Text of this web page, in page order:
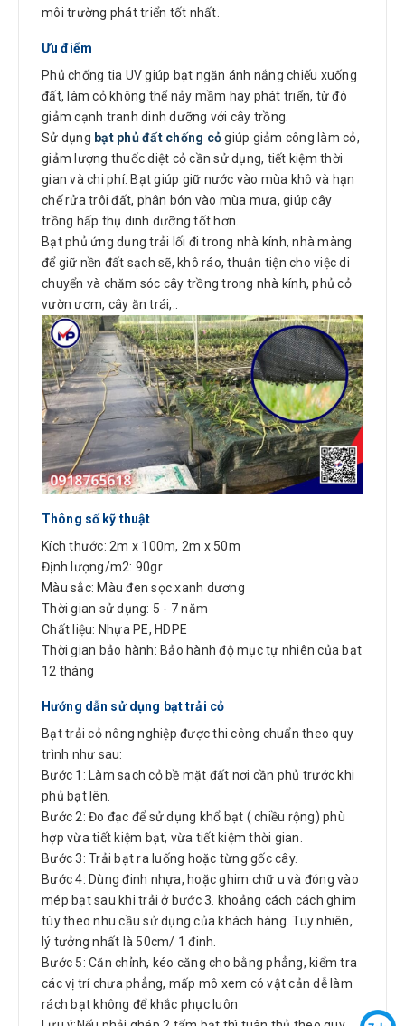
môi trường phát triển tốt nhất.
Ưu điểm
Phủ chống tia UV giúp bạt ngăn ánh nắng chiếu xuống
đất, làm cỏ không thể nảy mầm hay phát triển, từ đó
giảm cạnh tranh dinh dưỡng với cây trồng.
Sử dụng bạt phủ đất chống cỏgiúp giảm công làm cỏ,
giảm lượng thuốc diệt cỏ cần sử dụng, tiết kiệm thời
gian và chi phí. Bạt giúp giữ nước vào mùa khô và hạn
chế rửa trôi đất, phân bón vào mùa mưa, giúp cây
trồng hấp thụ dinh dưỡng tốt hơn.
Bạt phủ ứng dụng trải lối đi trong nhà kính, nhà màng
để giữ nền đất sạch sẽ, khô ráo, thuận tiện cho việc di
chuyển và chăm sóc cây trồng trong nhà kính, phủ cỏ
vườn ươm, cây ăn trái,..
Thông số kỹ thuật
Kích thước: 2m x 100m, 2m x 50m
Định lượng/m2: 90gr
Màu sắc: Màu đen sọc xanh dương
Thời gian sử dụng: 5 - 7 năm
Chất liệu: Nhựa PE, HDPE
Thời gian bảo hành: Bảo hành độ mục tự nhiên của bạt
12 tháng
Hướng dẫn sử dụng bạt trải cỏ
Bạt trải cỏ nông nghiệp được thi công chuẩn theo quy
trình như sau:
Bước 1: Làm sạch cỏ bề mặt đất nơi cần phủ trước khi
phủ bạt lên.
Bước 2: Đo đạc để sử dụng khổ bạt ( chiều rộng) phù
hợp vừa tiết kiệm bạt, vừa tiết kiệm thời gian.
Bước 3: Trải bạt ra luống hoặc từng gốc cây.
Bước 4: Dùng đinh nhựa, hoặc ghim chữ u và đóng vào
mép bạt sau khi trải ở bước 3. khoảng cách cách ghim
tùy theo nhu cầu sử dụng của khách hàng. Tuy nhiên,
lý tưởng nhất là 50cm/ 1 đinh.
Bước 5: Căn chỉnh, kéo căng cho bằng phẳng, kiểm tra
các vị trí chưa phẳng, mấp mô xem có vật cản dễ làm
rách bạt không để khắc phục luôn